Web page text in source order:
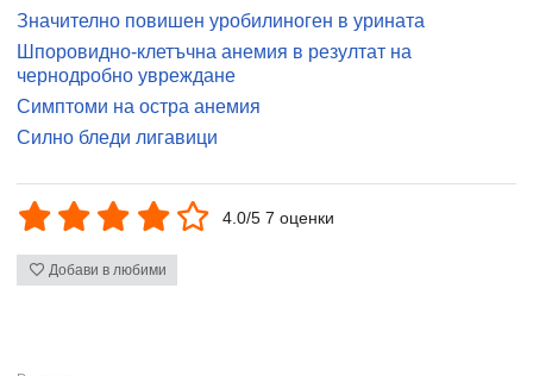
Значително повишен уробилиноген в урината
Шпоровидно-клетъчна анемия в резултат на
чернодробно увреждане
Симптоми на остра анемия
Силно бледи лигавици
4.0/5 7 оценки
Добави в любими